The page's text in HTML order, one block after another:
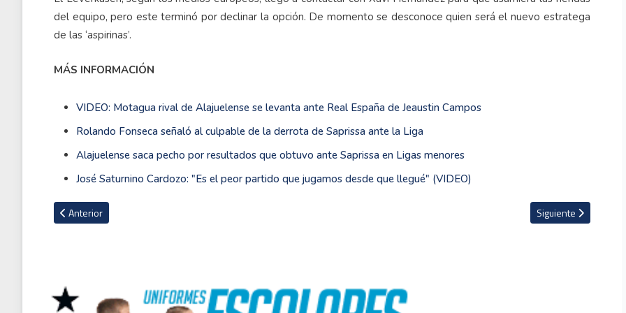
del equipo, pero este terminó por declinar la opción. De momento se desconoce quien será el nuevo estratega
de las ‘aspirinas’.
MÁS INFORMACIÓN
VIDEO: Motagua rival de Alajuelense se levanta ante Real España de Jeaustin Campos
Rolando Fonseca señaló al culpable de la derrota de Saprissa ante la Liga
Alajuelense saca pecho por resultados que obtuvo ante Saprissa en Ligas menores
José Saturnino Cardozo: "Es el peor partido que jugamos desde que llegué" (VIDEO)
Artículo anterior: Liverpool cierra el mercado de fichajes pagando €150 millones por el sueco Alexander Isak
Anterior Artículo siguiente:
Siguiente